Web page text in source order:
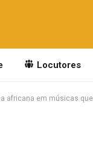
Locutores
africana em músicas